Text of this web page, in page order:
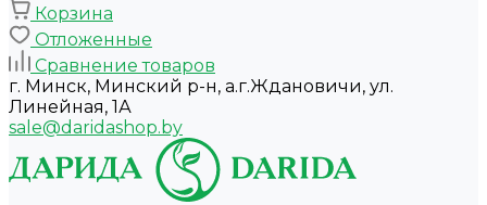
Корзина
Отложенные
Сравнение товаров
г. Минск, Минский р-н, а.г.Ждановичи, ул.
Линейная, 1А
sale@daridashop.by